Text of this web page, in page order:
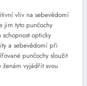
vliv na sebevědomí
jim tyto punčochy
opticky
a sebevědomí při
punčochy sloužit
vyjádřit svou